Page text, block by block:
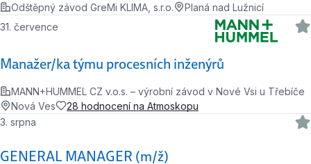
Odštěpný závod GreMi KLIMA, s.r.o.
Planá nad Lužnicí
Manažer/ka týmu procesních inženýrů
31. července
MANN+HUMMEL CZ v.o.s. – výrobní závod v Nové Vsi u Třebíče
Nová Ves
28 hodnocení na Atmoskopu
GENERAL MANAGER (m/ž)
3. srpna